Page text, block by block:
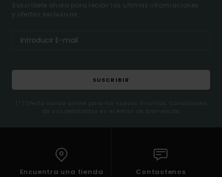
Suscríbete ahora para recibir las ultimas informaciones
y ofertas exclusivas.
SUSCRIBIR
(*) Oferta valida online para los nuevos inscritos. Condiciones
de uso detalladas en el email de bienvenida
Encuentra una tienda Contactenos